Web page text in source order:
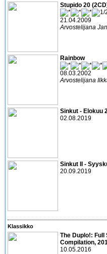
Stupido 20
21.04.2009
Arvostelijana
Rainbow
08.03.2002
Arvostelijana
Sinkut - Elokuu
02.08.2019
Sinkut II -
20.09.2019
Klassikko
The Duplo!: Full
Compilation,
10.05.2016